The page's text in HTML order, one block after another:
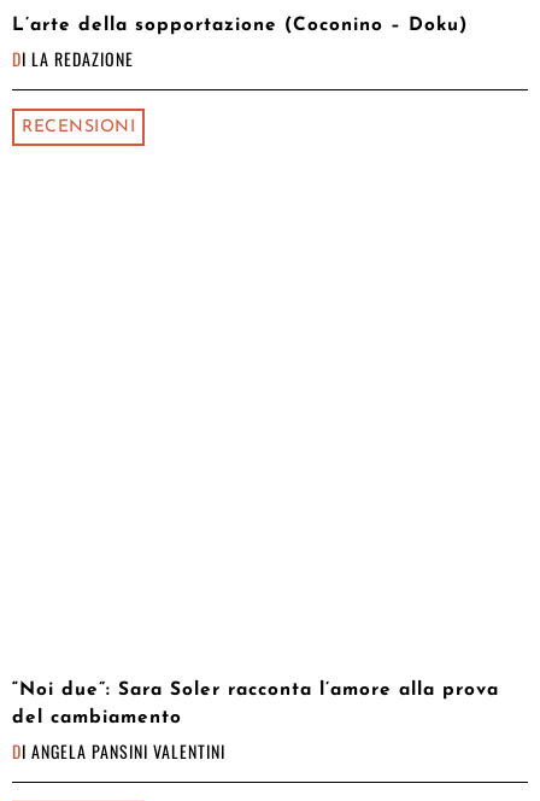
L’arte della sopportazione (Coconino – Doku)
DI LA REDAZIONE
RECENSIONI
“Noi due”: Sara Soler racconta l’amore alla prova
del cambiamento
DI ANGELA PANSINI VALENTINI